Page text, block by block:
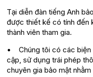
Tại diễn đàn tiếng Anh
được thiết kế có tính đến
thành viên tham gia.
• Chúng tôi có các biện
cập, sử dụng trái phép
chuyên gia bảo mật